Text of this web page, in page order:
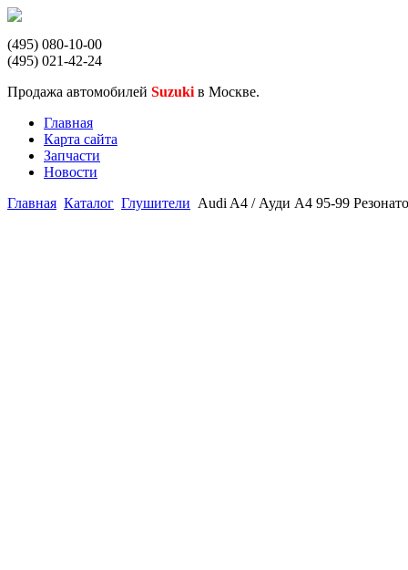
(495) 080-10-00
(495) 021-42-24
Продажа автомобилей Suzuki в Москве.
Главная
Карта сайта
Запчасти
Новости
Главная Каталог Глушители Audi A4 / Ауди А4 95-99